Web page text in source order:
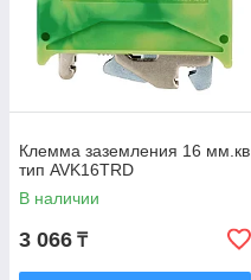
Клемма заземления 16 мм.кв
тип AVK16TRD
В наличии
3 066 ₸